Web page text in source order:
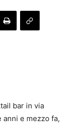
bar in via
anni e mezzo fa,